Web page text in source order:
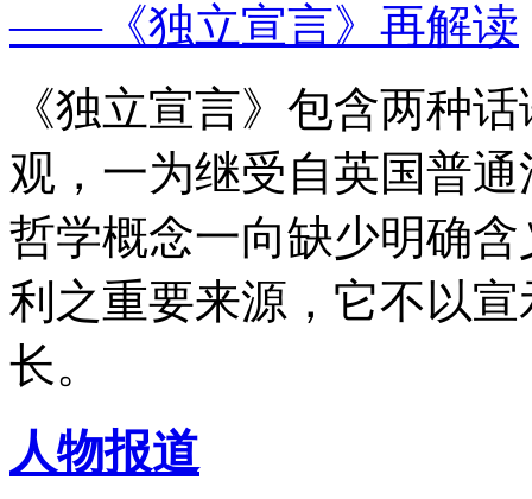
——《独立宣言》再解读
《独立宣言》包含两种
观，一为继受自英国普
哲学概念一向缺少明确
利之重要来源，它不以
长。
人物报道